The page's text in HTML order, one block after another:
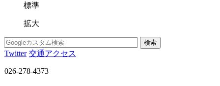
標準
拡大
Twitter 交通アクセス
026-278-4373